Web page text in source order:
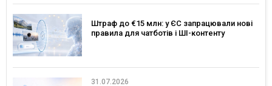
Штраф до €15 млн: у ЄС запрацювали нові
правила для чатботів і ШІ-контенту
31.07.2026